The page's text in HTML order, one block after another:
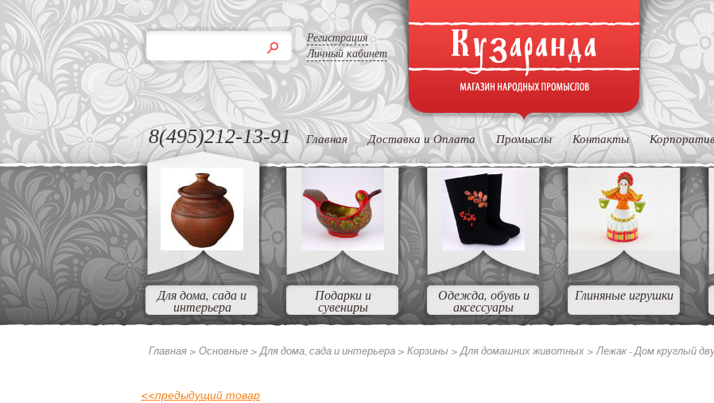
Регистрация
Личный кабинет
8(495)212-13-91 Главная Доставка и Оплата Промыслы Контакты
Для дома, сада и
интерьера
Подарки и
сувениры
Одежда, обувь и
аксессуары
Глиняные игрушки
Главная > Основные >Для дома, сада и интерьера > Корзины >Для домашних животных >Лежак - Дом круглый
<<предыдущий товар